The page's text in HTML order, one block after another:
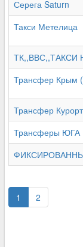
Серега Saturn
Такси Метелица
ТК,,ВВС,,ТАКСИ
Трансфер Крым
Трансфер Курорт
Трансферы ЮГА
1 2